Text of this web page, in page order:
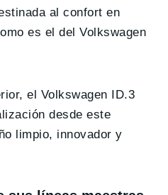
al confort en
es el del Volkswagen
el Volkswagen ID.3
desde este
limpio, innovador y